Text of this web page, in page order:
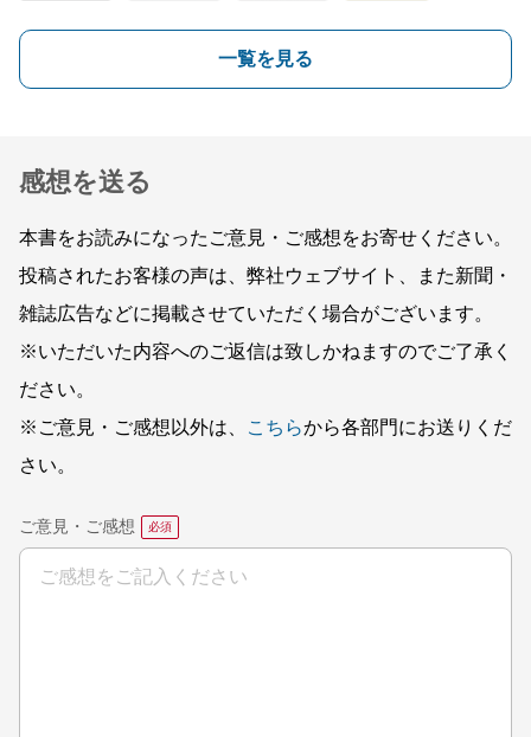
一覧を見る
感想を送る
本書をお読みになったご意見・ご感想をお寄せください。
投稿されたお客様の声は、弊社ウェブサイト、また新聞・
雑誌広告などに掲載させていただく場合がございます。
※いただいた内容へのご返信は致しかねますのでご了承く
ださい。
※ご意見・ご感想以外は、
こちらから各部門にお送りくだ
さい。
ご意見・ご感想